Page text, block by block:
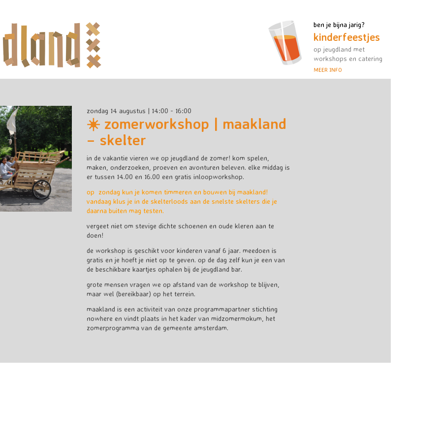
ben je bijna jarig?
kinderfeestjes
op jeugdland met
workshops en catering
MEER INFO
zondag 14 augustus | 14:00 - 16:00
☀️ zomerworkshop | maakland
– skelter
in de vakantie vieren we op jeugdland de zomer! kom spelen,
maken, onderzoeken, proeven en avonturen beleven. elke middag is
er tussen 14.00 en 16.00 een gratis inloopworkshop.
op zondag kun je komen timmeren en bouwen bij maakland!
vandaag klus je in de skelterloods aan de snelste skelters die je
daarna buiten mag testen.
vergeet niet om stevige dichte schoenen en oude kleren aan te
doen!
de workshop is geschikt voor kinderen vanaf 6 jaar. meedoen is
gratis en je hoeft je niet op te geven. op de dag zelf kun je een van
de beschikbare kaartjes ophalen bij de jeugdland bar.
grote mensen vragen we op afstand van de workshop te blijven,
maar wel (bereikbaar) op het terrein.
maakland is een activiteit van onze programmapartner stichting
nowhere en vindt plaats in het kader van midzomermokum, het
zomerprogramma van de gemeente amsterdam.